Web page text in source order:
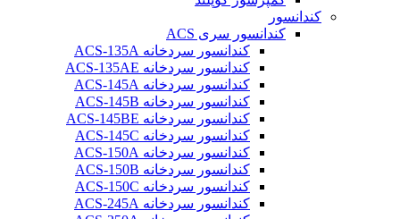
کندانسور
کندانسور سری ACS
کندانسور سردخانه ACS-135A
کندانسور سردخانه ACS-135AE
کندانسور سردخانه ACS-145A
کندانسور سردخانه ACS-145B
کندانسور سردخانه ACS-145BE
کندانسور سردخانه ACS-145C
کندانسور سردخانه ACS-150A
کندانسور سردخانه ACS-150B
کندانسور سردخانه ACS-150C
کندانسور سردخانه ACS-245A